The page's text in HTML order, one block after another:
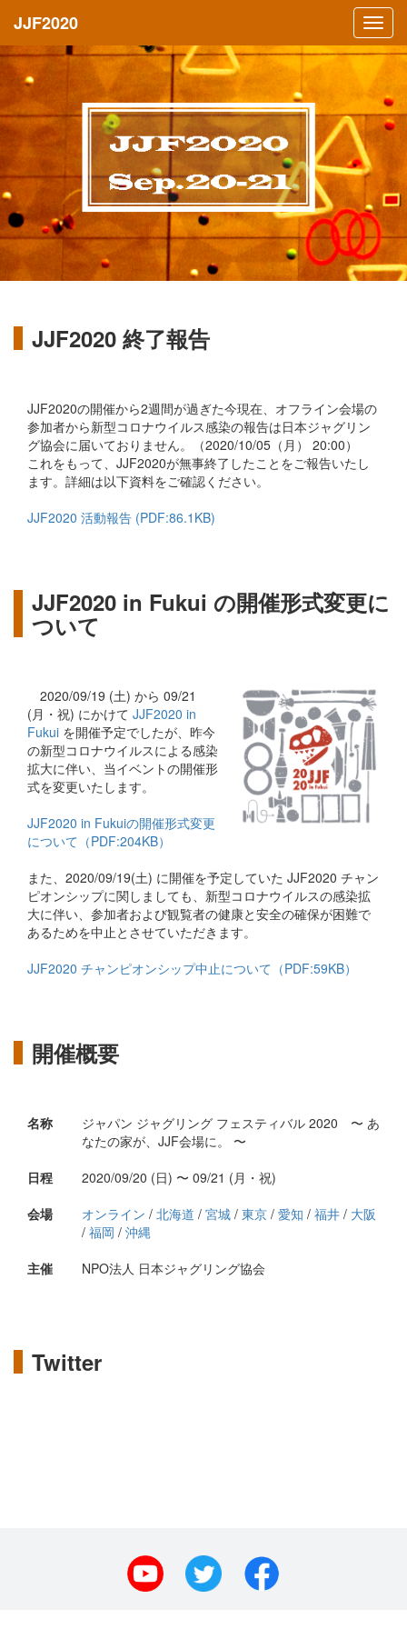
JJF2020
JJF2020 終了報告
JJF2020の開催から2週間が過ぎた今現在、オフライン会場の
参加者から新型コロナウイルス感染の報告は日本ジャグリン
グ協会に届いておりません。（2020/10/05（月） 20:00）
これをもって、JJF2020が無事終了したことをご報告いたし
ます。詳細は以下資料をご確認ください。
JJF2020 活動報告 (PDF:86.1KB)
JJF2020 in Fukui の開催形式変更に
ついて
2020/09/19 (土) から 09/21
(月・祝) にかけて JJF2020 in
Fukui を開催予定でしたが、昨今
の新型コロナウイルスによる感染
拡大に伴い、当イベントの開催形
式を変更いたします。
JJF2020 in Fukuiの開催形式変更
について（PDF:204KB）
また、2020/09/19(土) に開催を予定していた JJF2020 チャン
ピオンシップに関しましても、新型コロナウイルスの感染拡
大に伴い、参加者および観覧者の健康と安全の確保が困難で
あるためを中止とさせていただきます。
JJF2020 チャンピオンシップ中⽌について（PDF:59KB）
開催概要
名称
ジャパン ジャグリング フェスティバル 2020 〜 あ
なたの家が、JJF会場に。 〜
日程
2020/09/20 (日) 〜 09/21 (月・祝)
会場
オンライン / 北海道 / 宮城 / 東京 / 愛知 / 福井 / 大阪
/ 福岡 / 沖縄
主催
NPO法人 日本ジャグリング協会
Twitter